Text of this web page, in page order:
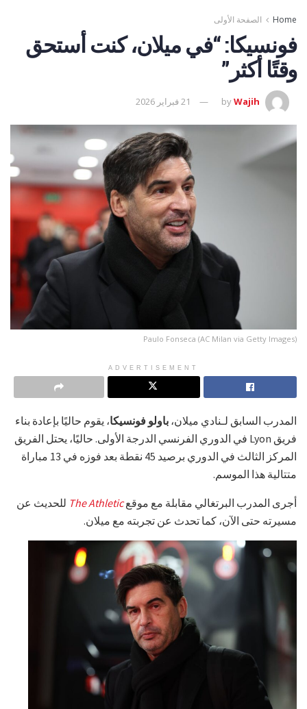
Home الصفحة الأولى
فونسيكا: “في ميلان، كنت أستحق
وقتًا أكثر”
byWajih 21 فبراير 2026
Paulo Fonseca (AC Milan via Getty Images)
ADVERTISEMENT
المدرب السابق لـنادي ميلان، باولو فونسيكا، يقوم حاليًا بإعادة بناء
فريق Lyon في الدوري الفرنسي الدرجة الأولى. حاليًا، يحتل الفريق
المركز الثالث في الدوري برصيد 45 نقطة بعد فوزه في 13 مباراة
متتالية هذا الموسم.
أجرى المدرب البرتغالي مقابلة مع موقعThe Athletic للحديث عن
مسيرته حتى الآن، كما تحدث عن تجربته مع ميلان.